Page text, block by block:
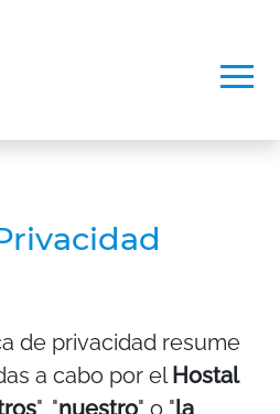
de privacidad resume
a cabo por el Hostal
", "nuestro" o "la